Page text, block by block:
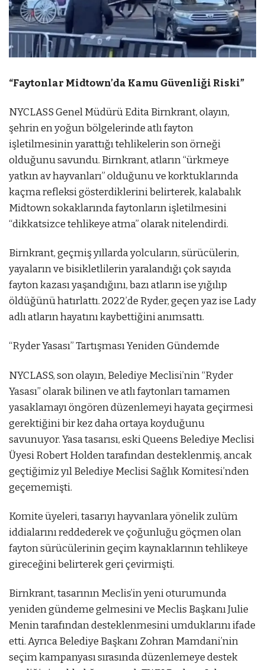
“Faytonlar Midtown’da Kamu Güvenliği Riski”
NYCLASS Genel Müdürü Edita Birnkrant, olayın,
şehrin en yoğun bölgelerinde atlı fayton
işletilmesinin yarattığı tehlikelerin son örneği
olduğunu savundu. Birnkrant, atların “ürkmeye
yatkın av hayvanları” olduğunu ve korktuklarında
kaçma refleksi gösterdiklerini belirterek, kalabalık
Midtown sokaklarında faytonların işletilmesini
“dikkatsizce tehlikeye atma” olarak nitelendirdi.
Birnkrant, geçmiş yıllarda yolcuların, sürücülerin,
yayaların ve bisikletlilerin yaralandığı çok sayıda
fayton kazası yaşandığını, bazı atların ise yığılıp
öldüğünü hatırlattı. 2022’de Ryder, geçen yaz ise Lady
adlı atların hayatını kaybettiğini anımsattı.
“Ryder Yasası” Tartışması Yeniden Gündemde
NYCLASS, son olayın, Belediye Meclisi’nin “Ryder
Yasası” olarak bilinen ve atlı faytonları tamamen
yasaklamayı öngören düzenlemeyi hayata geçirmesi
gerektiğini bir kez daha ortaya koyduğunu
savunuyor. Yasa tasarısı, eski Queens Belediye Meclisi
Üyesi Robert Holden tarafından desteklenmiş, ancak
geçtiğimiz yıl Belediye Meclisi Sağlık Komitesi’nden
geçememişti.
Komite üyeleri, tasarıyı hayvanlara yönelik zulüm
iddialarını reddederek ve çoğunluğu göçmen olan
fayton sürücülerinin geçim kaynaklarının tehlikeye
gireceğini belirterek geri çevirmişti.
Birnkrant, tasarının Meclis’in yeni oturumunda
yeniden gündeme gelmesini ve Meclis Başkanı Julie
Menin tarafından desteklenmesini umduklarını ifade
etti. Ayrıca Belediye Başkanı Zohran Mamdani’nin
seçim kampanyası sırasında düzenlemeye destek